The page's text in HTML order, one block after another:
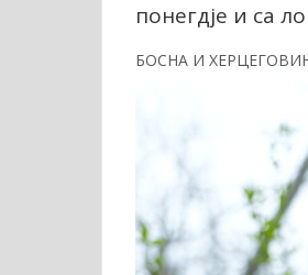
понегдје и са
БОСНА И